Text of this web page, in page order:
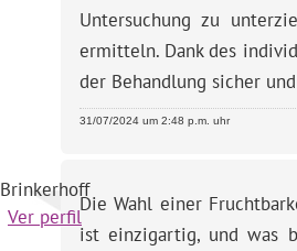
Untersuchung zu
ermitteln. Dank des
der Behandlung sicher
31/07/2024 um 2:48 p.m. uhr
Brinkerhoff
Ver perfil
Die Wahl einer
ist einzigartig, und was